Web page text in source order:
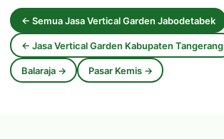
← Semua Jasa Vertical Garden Jabodetabek
← Jasa Vertical Garden Kabupaten Tangerang
Balaraja → Pasar Kemis →